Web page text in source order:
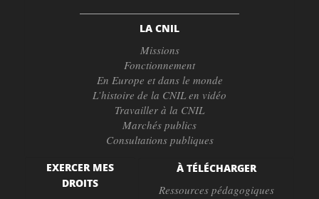
LA CNIL
Missions
Fonctionnement
En Europe et dans le monde
L’histoire de la CNIL en vidéo
Travailler à la CNIL
Marchés publics
Consultations publiques
EXERCER MES
DROITS
À TÉLÉCHARGER
Ressources pédagogiques